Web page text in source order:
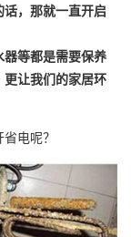
，那就一直开启
等都是需要保养
让我们的家居环
电呢？